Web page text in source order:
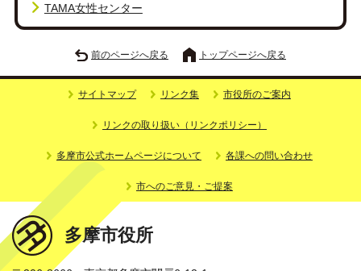
TAMA女性センター
前のページへ戻る トップページへ戻る
サイトマップ リンク集 市役所のご案内
リンクの取り扱い（リンクポリシー）
多摩市公式ホームページについて 各課への問い合わせ
市へのご意見・ご提案
多摩市役所